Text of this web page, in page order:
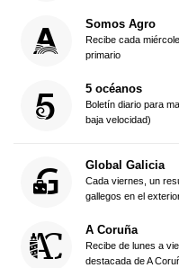
Somos Agro
Recibe cada
primario
5 océanos
Boletín diario para
baja velocidad)
Global Galicia
Cada viernes, un
gallegos en el
A Coruña
Recibe de lunes a
destacada de A